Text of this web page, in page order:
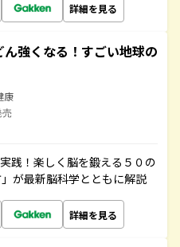
詳細を見る
強くなる！すごい地球の
康
売
践！楽しく脳を鍛える５０の
が最新脳科学とともに解説
詳細を見る